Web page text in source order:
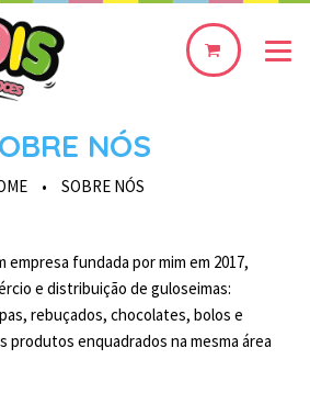
0
NÓS
• SOBRE NÓS
empresa fundada por mim em 2017,
e distribuição de guloseimas:
rebuçados, chocolates, bolos e
produtos enquadrados na mesma área